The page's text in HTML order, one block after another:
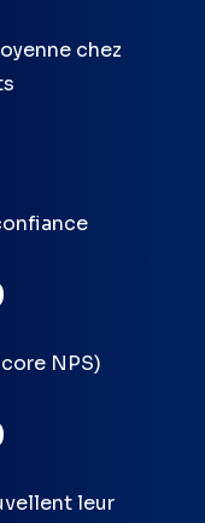
chez
NPS)
leur